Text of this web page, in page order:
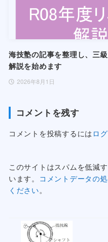
海技塾の記事を整理し、三
解説を始めます
2026年8月1日
コメントを残す
コメントを投稿するにはロ
このサイトはスパムを低減
います。 コメントデータの
ください。